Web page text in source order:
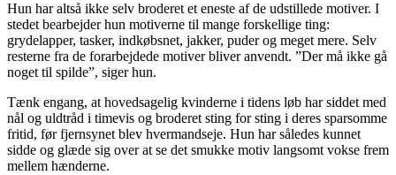
Hun har altså ikke selv broderet et eneste af de udstillede motiver. I
stedet bearbejder hun motiverne til mange forskellige ting:
grydelapper, tasker, indkøbsnet, jakker, puder og meget mere. Selv
resterne fra de forarbejdede motiver bliver anvendt. ”Der må ikke gå
noget til spilde”, siger hun.
Tænk engang, at hovedsagelig kvinderne i tidens løb har siddet med
nål og uldtråd i timevis og broderet sting for sting i deres sparsomme
fritid, før fjernsynet blev hvermandseje. Hun har således kunnet
sidde og glæde sig over at se det smukke motiv langsomt vokse frem
mellem hænderne.